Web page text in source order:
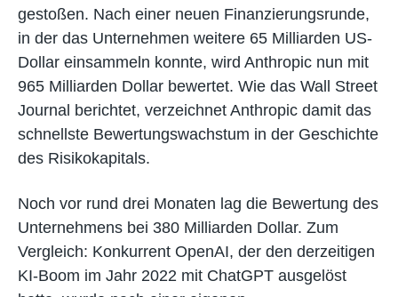
gestoßen. Nach einer neuen Finanzierungsrunde,
in der das Unternehmen weitere 65 Milliarden US-
Dollar einsammeln konnte, wird Anthropic nun mit
965 Milliarden Dollar bewertet. Wie das Wall Street
Journal berichtet, verzeichnet Anthropic damit das
schnellste Bewertungswachstum in der Geschichte
des Risikokapitals.
Noch vor rund drei Monaten lag die Bewertung des
Unternehmens bei 380 Milliarden Dollar. Zum
Vergleich: Konkurrent OpenAI, der den derzeitigen
KI-Boom im Jahr 2022 mit ChatGPT ausgelöst